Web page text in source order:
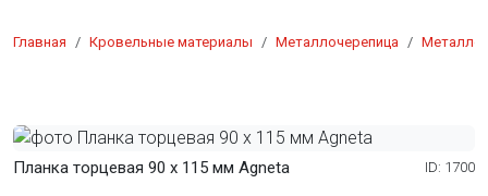
Главная Кровельные материалы Металлочерепица
Планка торцевая 90 х 115 мм Agneta ID: 1700